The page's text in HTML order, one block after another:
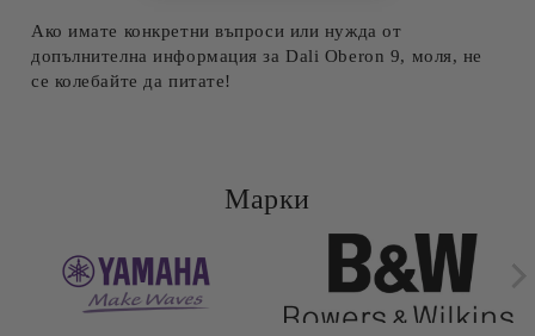
Ако имате конкретни въпроси или нужда от
допълнителна информация за Dali Oberon 9, моля, не
се колебайте да питате!
Марки